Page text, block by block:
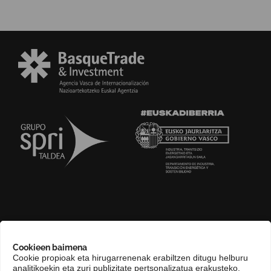
Cookieen baimena
Cookie propioak eta hirugarrenenak erabiltzen ditugu helburu
analitikoekin eta zuri publizitate pertsonalizatua erakusteko,
COMPLIANCE CHANNEL
HARREMANETARAKO